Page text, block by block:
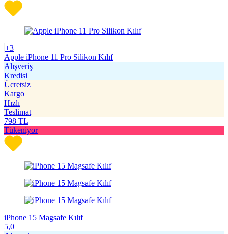
+3
Apple iPhone 11 Pro Silikon Kılıf
Alışveriş
Kredisi
Ücretsiz
Kargo
Hızlı
Teslimat
798 TL
Tükeniyor
iPhone 15 Magsafe Kılıf
5,0